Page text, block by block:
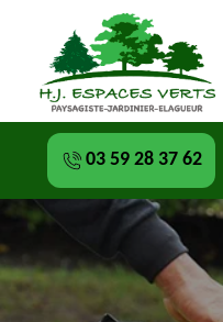
03 59 28 37 62